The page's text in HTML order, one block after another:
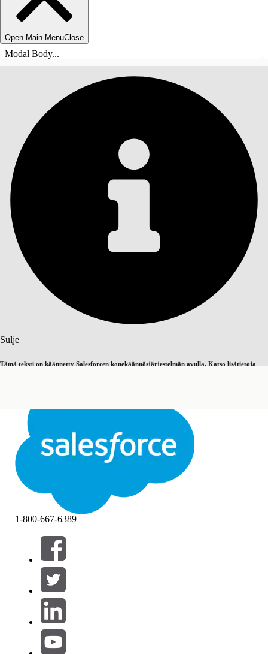
Open Main MenuClose
Modal Body...
Sulje
Tämä teksti on käännetty Salesforcen konekäännösjärjestelmän avulla. Katso lisätietoja
Sulje
SISÄLLYSLUETTELO
Suodattimet (0)
VALITSE SUODATTIMET
Tuotealue
1-800-667-6389